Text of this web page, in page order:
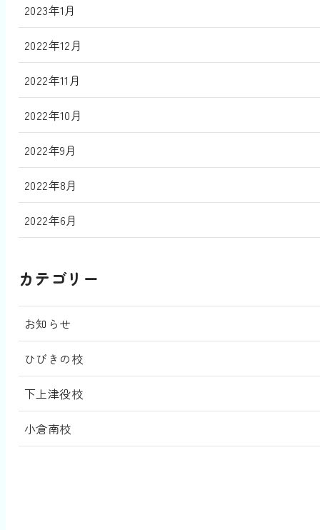
2023年1月
2022年12月
2022年11月
2022年10月
2022年9月
2022年8月
2022年6月
カテゴリー
お知らせ
ひびきの校
下上津役校
小倉南校